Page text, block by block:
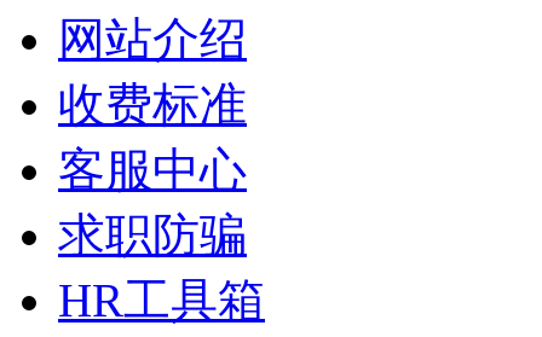
网站介绍
收费标准
客服中心
求职防骗
HR工具箱